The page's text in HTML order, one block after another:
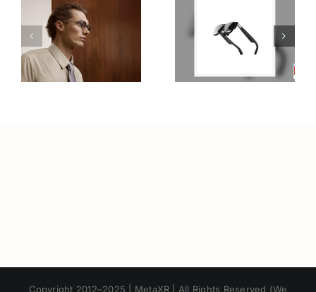
รีวิวแว่น XR
รุ่นใหม่:การ
อัปเกรดที่
เหนือกว่า
Metaverse:
โอกาสทองที่
คุณเตรียมตัว
Copyright 2012–2025 | MetaXR | All Rights Reserved (We